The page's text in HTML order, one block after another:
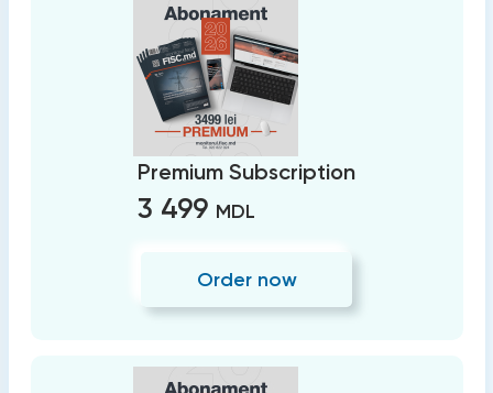
Premium Subscription
3 499 MDL
Order now